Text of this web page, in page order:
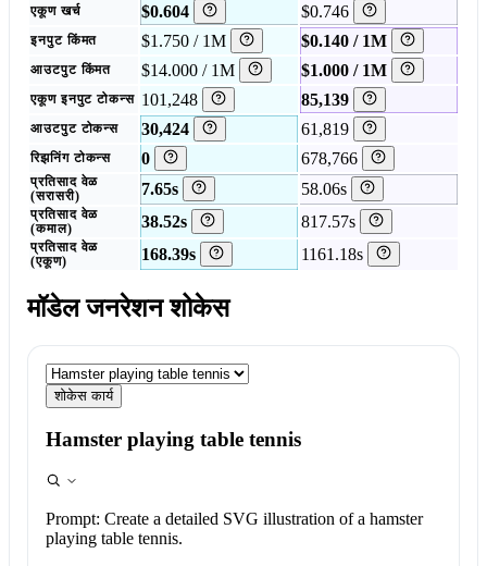
एकूण खर्च $0.604 $0.746
इनपुट किंमत $1.750 / 1M $0.140 / 1M
आउटपुट किंमत $14.000 / 1M $1.000 / 1M
एकूण इनपुट टोकन्स 101,248 85,139
आउटपुट टोकन्स 30,424 61,819
रिझनिंग टोकन्स 0 678,766
प्रतिसाद वेळ
(सरासरी)
7.65s 58.06s
प्रतिसाद वेळ
(कमाल)
38.52s 817.57s
प्रतिसाद वेळ
(एकूण)
168.39s 1161.18s
मॉडेल जनरेशन शोकेस
शोकेस कार्य
Hamster playing table tennis
Prompt: Create a detailed SVG illustration of a hamster
playing table tennis.